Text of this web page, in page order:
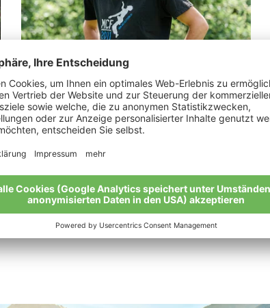
Pedross Jakob Florin
„Alle sollen gesunde Lebensmittel genießen
dürfen“
Meine Geschichte
Alle Bio-Bauern im Überblick